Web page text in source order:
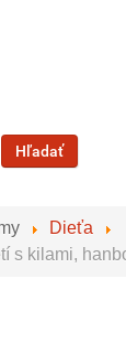
Hľadať
Dieťa
s kilami,